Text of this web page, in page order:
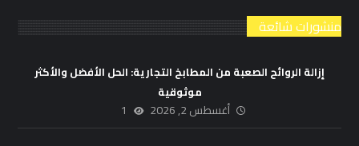
منشورات شائعة
إزالة الروائح الصعبة من المطابخ التجارية: الحل الأفضل والأكثر
موثوقية
أغسطس 2, 2026 1